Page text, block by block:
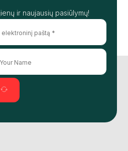
ir naujausių pasiūlymų!